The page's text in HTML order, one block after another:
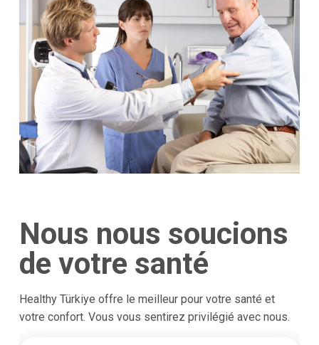
Nous nous soucions
de votre santé
Healthy Türkiye offre le meilleur pour votre santé et
votre confort. Vous vous sentirez privilégié avec nous.